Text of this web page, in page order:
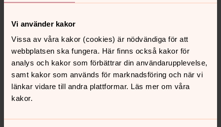
Vi använder kakor
Vissa av våra kakor (cookies) är nödvändiga för att
webbplatsen ska fungera. Här finns också kakor för
analys och kakor som förbättrar din användarupplevelse,
samt kakor som används för marknadsföring och när vi
länkar vidare till andra plattformar. Läs mer om våra
kakor.
Ny enhetlig begravningsavgift från 2017
Riksdagen har beslutat om en enhetlig
begravningsavgift. Den 1 januari 2016 infördes en
enhetlig begravningsavgift för alla som är folkbokförda i
Sverige - förutom dem i Stockholm och Tranås.
Lagändringen gäller när en församling eller ett pastorat i
Svenska kyrkan är huvudman för